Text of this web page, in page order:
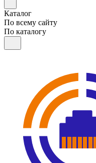
Каталог
По всему сайту
По каталогу